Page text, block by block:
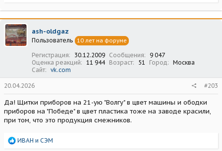
а
к
ц
и
и
ash-oldgaz
Пользователь 10 лет на форуме
Регистрация 30.12.2009 Сообщения
9 047
Оценка реакций
11 944 Возраст 51 Город
Москва
Сайт
vk.com
20.04.2026 #203
Да! Щитки приборов на 21-ую "Волгу" в цвет машины и ободки
приборов на "Победе" в цвет пластика тоже на заводе красили,
при том, что это продукция смежников.
Р
ИВАН и СЭМ